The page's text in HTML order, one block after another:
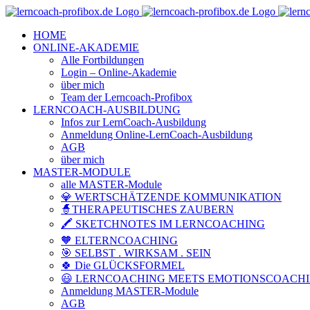
Zum
springen
Facebook
YouTube
Instagram
LinkedIn
Telefon
E-
HOME
ONLINE-AKADEMIE
Alle Fortbildungen
Login – Online-Akademie
über mich
Team der Lerncoach-Profibox
LERNCOACH-AUSBILDUNG
Infos zur LernCoach-Ausbildung
Anmeldung Online-LernCoach-Ausbildung
AGB
über mich
MASTER-MODULE
alle MASTER-Module
💎 WERTSCHÄTZENDE KOMMUNIKATION
🧙THERAPEUTISCHES ZAUBERN
🖍️ SKETCHNOTES IM LERNCOACHING
🧡 ELTERNCOACHING
🎯 SELBST . WIRKSAM . SEIN
🍀 Die GLÜCKSFORMEL
😃 LERNCOACHING MEETS
Anmeldung MASTER-Module
AGB